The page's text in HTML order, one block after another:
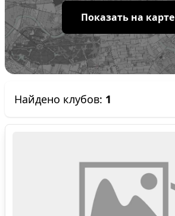
Показать на карте
Найдено клубов: 1